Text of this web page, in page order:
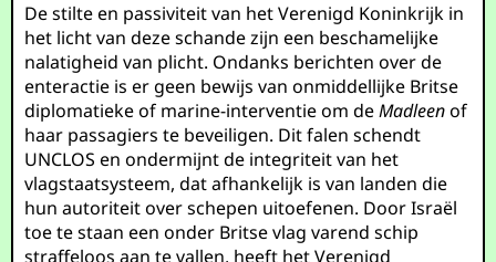
De stilte en passiviteit van het Verenigd Koninkrijk in
het licht van deze schande zijn een beschamelijke
nalatigheid van plicht. Ondanks berichten over de
enteractie is er geen bewijs van onmiddellijke Britse
diplomatieke of marine-interventie om deMadleenof
haar passagiers te beveiligen. Dit falen schendt
UNCLOS en ondermijnt de integriteit van het
vlagstaatsysteem, dat afhankelijk is van landen die
hun autoriteit over schepen uitoefenen. Door Israël
toe te staan een onder Britse vlag varend schip
straffeloos aan te vallen, heeft het Verenigd